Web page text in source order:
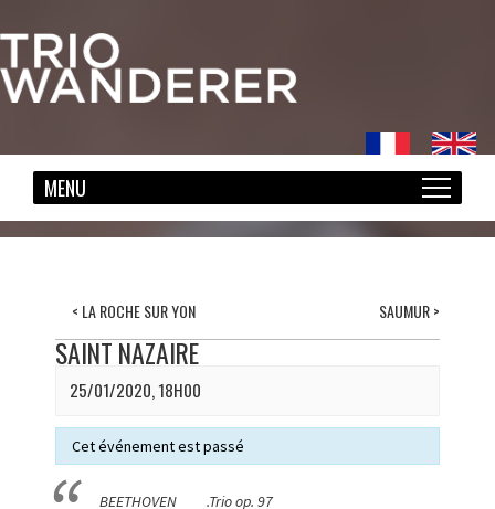
< LA ROCHE SUR YON SAUMUR>
SAINT NAZAIRE
25/01/2020, 18H00
Cet événement est passé
BEETHOVEN .Trio op. 97